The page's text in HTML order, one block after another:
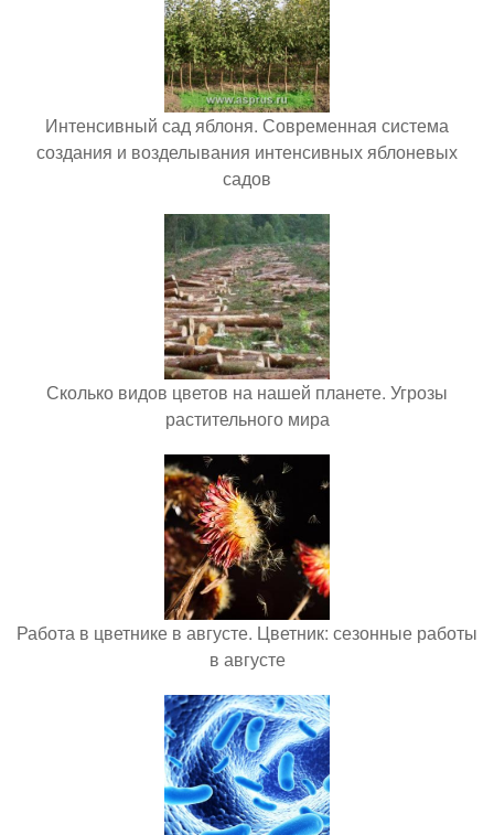
Интенсивный сад яблоня. Современная система
создания и возделывания интенсивных яблоневых
садов
Сколько видов цветов на нашей планете. Угрозы
растительного мира
Работа в цветнике в августе. Цветник: сезонные работы
в августе